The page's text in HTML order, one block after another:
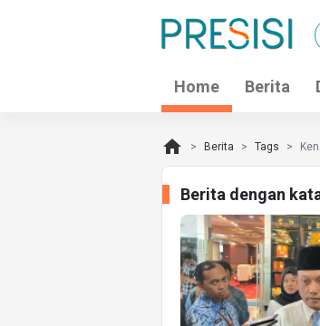
Home Berita
home Berita Tags
Berita dengan